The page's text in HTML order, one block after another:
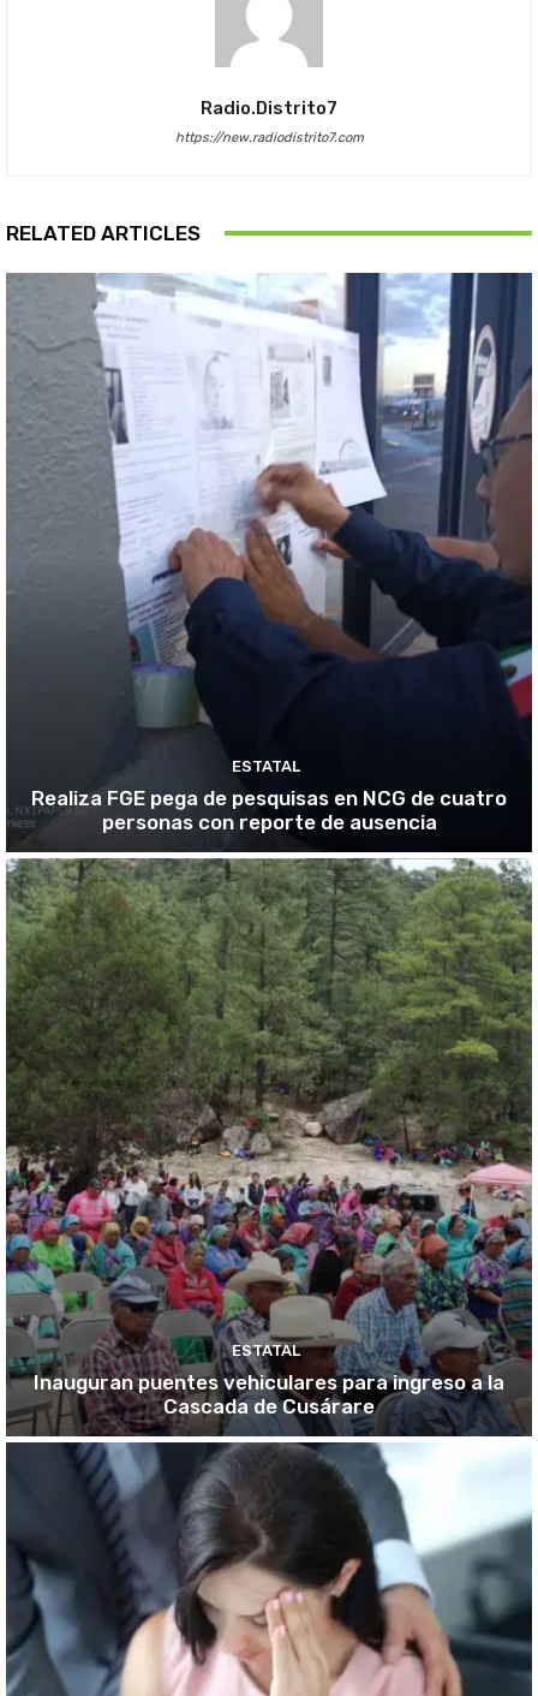
Radio.distrito7
https://new.radiodistrito7.com
RELATED ARTICLES
ESTATAL
Realiza FGE pega de pesquisas en NCG de cuatro
personas con reporte de ausencia
ESTATAL
Inauguran puentes vehiculares para ingreso a la
Cascada de Cusárare